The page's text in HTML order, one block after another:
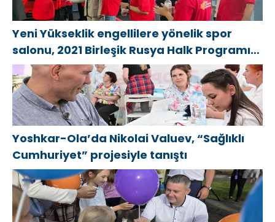
Yeni Yükseklik engellilere yönelik spor
salonu, 2021 Birleşik Rusya Halk Programı
kapsamında Saratov’da açıldı
Yoshkar-Ola’da Nikolai Valuev, “Sağlıklı
Cumhuriyet” projesiyle tanıştı